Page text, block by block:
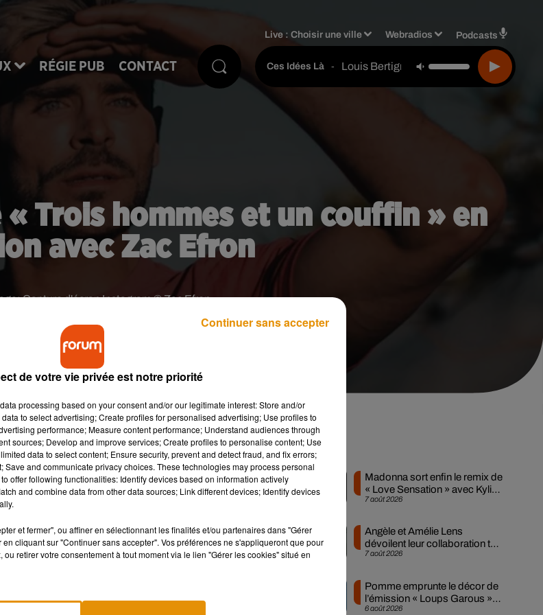
RÉGIE PUB CONTACT
Live :Choisir une ville Webradios Podcasts
Ces Idées Là - Louis Bertignac
Trois hommes et un couffin » en
avec Zac Efron
Capture d'écran Instagram © Zac Efron
sortie en 1985, a déjà été adaptée aux
Zac Efron devrait bientôt voir le jour.
devrait bientôt renouer ses liens avec Disney.
d'un nouveau remake de
Trois hommes et un
à André Dussollier, Roland Giraud et Michel
with Disney's live-action division running
Musique
7 août 2026
Madonna sort enfin le remix de
« Love Sensation » avec Kylie
Minogue
7 août 2026
Angèle et Amélie Lens
dévoilent leur collaboration tant
attendue
6 août 2026
Pomme emprunte le décor de
l’émission « Loups Garous »
pour son...
de votre vie privée est notre priorité
processing based on your consent and/or our legitimate interest: Store and/or
to select advertising; Create profiles for personalised advertising; Use profiles to
performance; Measure content performance; Understand audiences through
sources; Develop and improve services; Create profiles to personalise content; Use
data to select content; Ensure security, prevent and detect fraud, and fix errors;
and communicate privacy choices. These technologies may process personal
offer following functionalities: Identify devices based on information actively
and combine data from other data sources; Link different devices; Identify devices
et fermer", ou affiner en sélectionnant les finalités et/ou partenaires dans "Gérer
cliquant sur "Continuer sans accepter". Vos préférences ne s'appliqueront que pour
retirer votre consentement à tout moment via le lien "Gérer les cookies" situé en
Continuer sans accepter